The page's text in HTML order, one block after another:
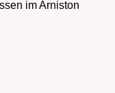
im Arniston